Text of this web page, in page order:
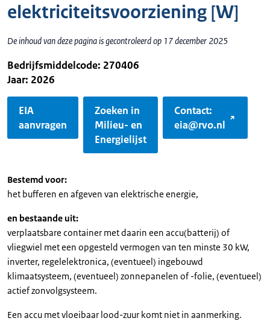
elektriciteitsvoorziening [W]
De inhoud van deze pagina is gecontroleerd op 17 december 2025
Bedrijfsmiddelcode: 270406
Jaar: 2026
EIA
aanvragen
Zoeken in
Milieu- en
Energielijst
Contact:
eia@rvo.nl
Bestemd voor:
het bufferen en afgeven van elektrische energie,
en bestaande uit:
verplaatsbare container met daarin een accu(batterij) of
vliegwiel met een opgesteld vermogen van ten minste 30 kW,
inverter, regelelektronica, (eventueel) ingebouwd
klimaatsysteem, (eventueel) zonnepanelen of -folie, (eventueel)
actief zonvolgsysteem.
Een accu met vloeibaar lood-zuur komt niet in aanmerking.